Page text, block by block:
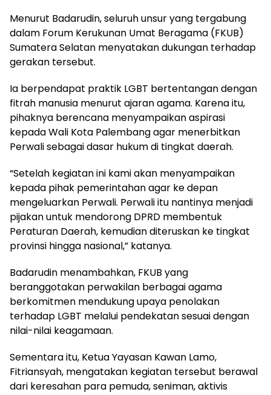
Menurut Badarudin, seluruh unsur yang tergabung
dalam Forum Kerukunan Umat Beragama (FKUB)
Sumatera Selatan menyatakan dukungan terhadap
gerakan tersebut.
Ia berpendapat praktik LGBT bertentangan dengan
fitrah manusia menurut ajaran agama. Karena itu,
pihaknya berencana menyampaikan aspirasi
kepada Wali Kota Palembang agar menerbitkan
Perwali sebagai dasar hukum di tingkat daerah.
“Setelah kegiatan ini kami akan menyampaikan
kepada pihak pemerintahan agar ke depan
mengeluarkan Perwali. Perwali itu nantinya menjadi
pijakan untuk mendorong DPRD membentuk
Peraturan Daerah, kemudian diteruskan ke tingkat
provinsi hingga nasional,” katanya.
Badarudin menambahkan, FKUB yang
beranggotakan perwakilan berbagai agama
berkomitmen mendukung upaya penolakan
terhadap LGBT melalui pendekatan sesuai dengan
nilai-nilai keagamaan.
Sementara itu, Ketua Yayasan Kawan Lamo,
Fitriansyah, mengatakan kegiatan tersebut berawal
dari keresahan para pemuda, seniman, aktivis